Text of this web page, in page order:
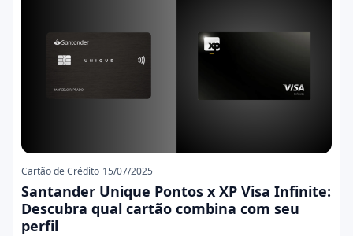
Cartão de Crédito 15/07/2025
Santander Unique Pontos x XP Visa Infinite:
Descubra qual cartão combina com seu
perfil